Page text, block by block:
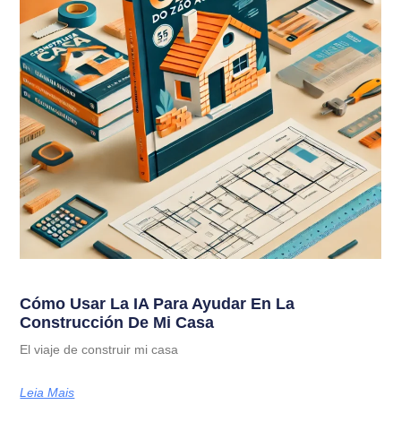
Cómo Usar La IA Para Ayudar En La
Construcción De Mi Casa
El viaje de construir mi casa
Leia Mais